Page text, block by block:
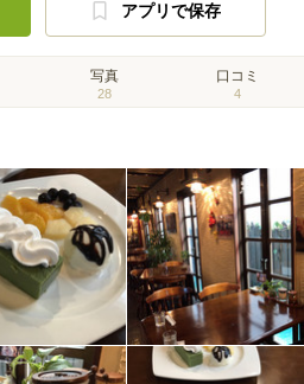
アプリで保存
写真
28
口コミ
4